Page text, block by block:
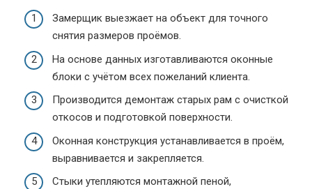
Замерщик выезжает на объект для точного
снятия размеров проёмов.
На основе данных изготавливаются оконные
блоки с учётом всех пожеланий клиента.
Производится демонтаж старых рам с очисткой
откосов и подготовкой поверхности.
Оконная конструкция устанавливается в проём,
выравнивается и закрепляется.
Стыки утепляются монтажной пеной,